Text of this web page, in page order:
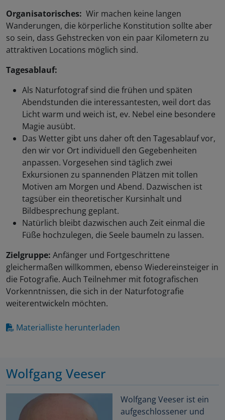
Organisatorisches: Wir machen keine langen
Wanderungen, die körperliche Konstitution sollte aber
so sein, dass Gehstrecken von ein paar Kilometern zu
attraktiven Locations möglich sind.
Tagesablauf:
Als Naturfotograf sind die frühen und späten
Abendstunden die interessantesten, weil dort das
Licht warm und weich ist, ev. Nebel eine besondere
Magie ausübt.
Das Wetter gibt uns daher oft den Tagesablauf vor,
den wir vor Ort individuell den Gegebenheiten
anpassen. Vorgesehen sind täglich zwei
Exkursionen zu spannenden Plätzen mit tollen
Motiven am Morgen und Abend. Dazwischen ist
tagsüber ein theoretischer Kursinhalt und
Bildbesprechung geplant.
Natürlich bleibt dazwischen auch Zeit einmal die
Füße hochzulegen, die Seele baumeln zu lassen.
Zielgruppe: Anfänger und Fortgeschrittene
gleichermaßen willkommen, ebenso Wiedereinsteiger in
die Fotografie. Auch Teilnehmer mit fotografischen
Vorkenntnissen, die sich in der Naturfotografie
weiterentwickeln möchten.
Materialliste herunterladen
Wolfgang Veeser
Wolfgang Veeser ist ein
aufgeschlossener und